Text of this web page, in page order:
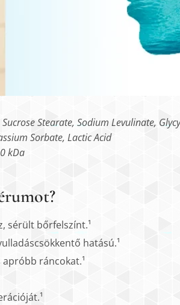
Stearate, Sodium Levulinate,
Sorbate, Lactic Acid
kDa
sérült bőrfelszínt.¹
hatású.¹
ráncokat.¹